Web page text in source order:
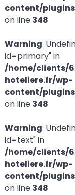
content/
on line 348
Warning:
id=primary" in
/home/clients/
hoteliere.fr/wp-
content/
on line 348
Warning:
id=text" in
/home/clients/
hoteliere.fr/wp-
content/
on line 348